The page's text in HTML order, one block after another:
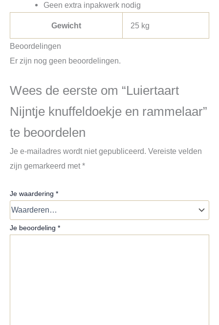
Geen extra inpakwerk nodig
Gewicht 25 kg
Beoordelingen
Er zijn nog geen beoordelingen.
Wees de eerste om “Luiertaart
Nijntje knuffeldoekje en rammelaar”
te beoordelen
Je e-mailadres wordt niet gepubliceerd. Vereiste velden
zijn gemarkeerd met*
Je waardering *
Je beoordeling *